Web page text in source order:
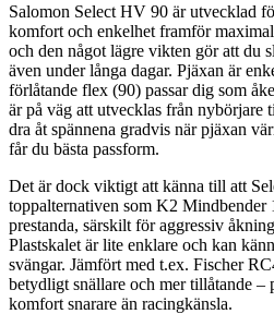
Salomon Select HV 90 är utvecklad
komfort och enkelhet framför
och den något lägre vikten gör att du
även under långa dagar. Pjäxan är
förlåtande flex (90) passar dig som
är på väg att utvecklas från nybörjare
dra åt spännena gradvis när pjäxan
får du bästa passform.
Det är dock viktigt att känna till att
toppalternativen som K2 Mindbender
prestanda, särskilt för aggressiv
Plastskalet är lite enklare och kan
svängar. Jämfört med t.ex. Fischer
betydligt snällare och mer tillåtande
komfort snarare än racingkänsla.